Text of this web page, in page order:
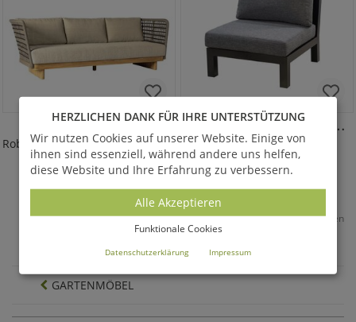
FIORE SOFA
Robustes Gartensofa für draußen
7.585,00 € *
MIDORI MITTEL-SITZMODUL
Schickes Mittelmodul
820,00 €*
*Alle Preise inkl. MwSt. & Versandkosten
GARTENMÖBEL
HERZLICHEN DANK FÜR IHRE UNTERSTÜTZUNG
Wir nutzen Cookies auf unserer Website. Einige von
ihnen sind essenziell, während andere uns helfen,
diese Website und Ihre Erfahrung zu verbessern.
Alle Akzeptieren
Funktionale Cookies
Datenschutzerklärung Impressum